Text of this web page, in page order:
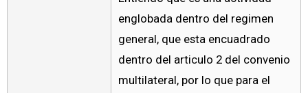
englobada dentro del regimen
general, que esta encuadrado
dentro del articulo 2 del convenio
multilateral, por lo que para el